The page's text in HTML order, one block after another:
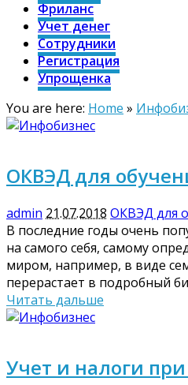
Фриланс
Учет денег
Сотрудники
Регистрация
Упрощенка
You are here: Home »
ОКВЭД для
admin 21.07.2018 ОКВЭД для
В последние годы очень
на самого себя, самому
миром, например, в виде
перерастает в подробный
Читать дальше
Учет и налоги